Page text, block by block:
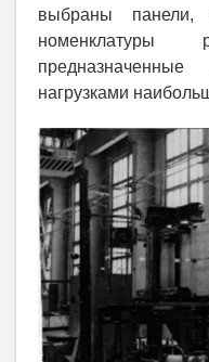
выбраны
нагрузками